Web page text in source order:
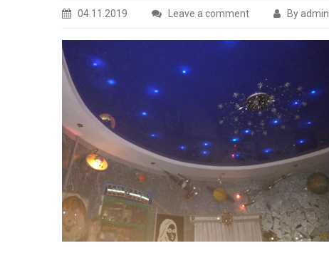
04.11.2019 Leave a comment By admin